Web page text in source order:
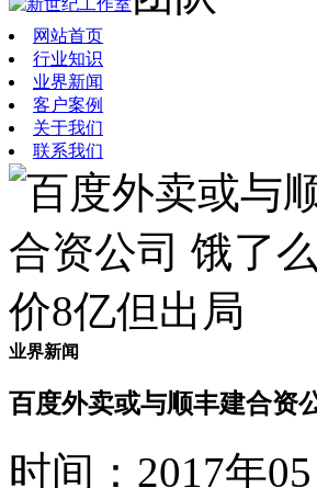
网站首页
行业知识
业界新闻
客户案例
关于我们
联系我们
业界新闻
百度外卖或与顺丰建合资
时间：2017年